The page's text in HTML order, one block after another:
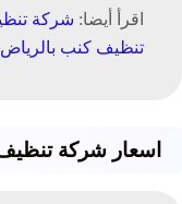
اقرأ أيضا: شركة
تنظيف كنب بالرياض
اسعار شركة